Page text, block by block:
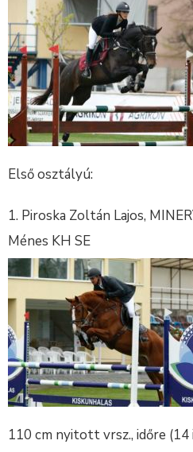
Első osztályú:
Piroska Zoltán Lajos,
Ménes KH SE
110 cm nyitott vrsz., időre (14